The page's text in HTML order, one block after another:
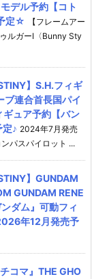
デル予約【コト
定☆
【フレームアー
ルガーI〈Bunny Sty
】S.H.フィギ
ブ連合首長国パイ
ギュア予約【バン
♪ 2024年7月発売
パスパイロット ...
】GUNDAM
GUNDAM RENE
ダム』可動フィ
年12月発売予
コマ』THE GHO